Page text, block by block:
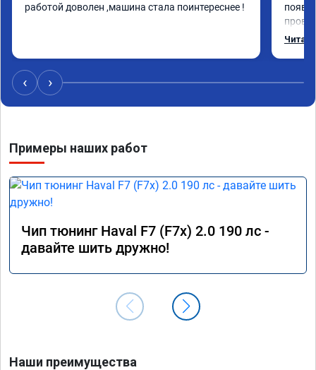
работой доволен ,машина стала поинтереснее !
‹ ›
Примеры наших работ
Чип тюнинг Haval F7 (F7x) 2.0 190 лс -
давайте шить дружно!
Наши преимущества